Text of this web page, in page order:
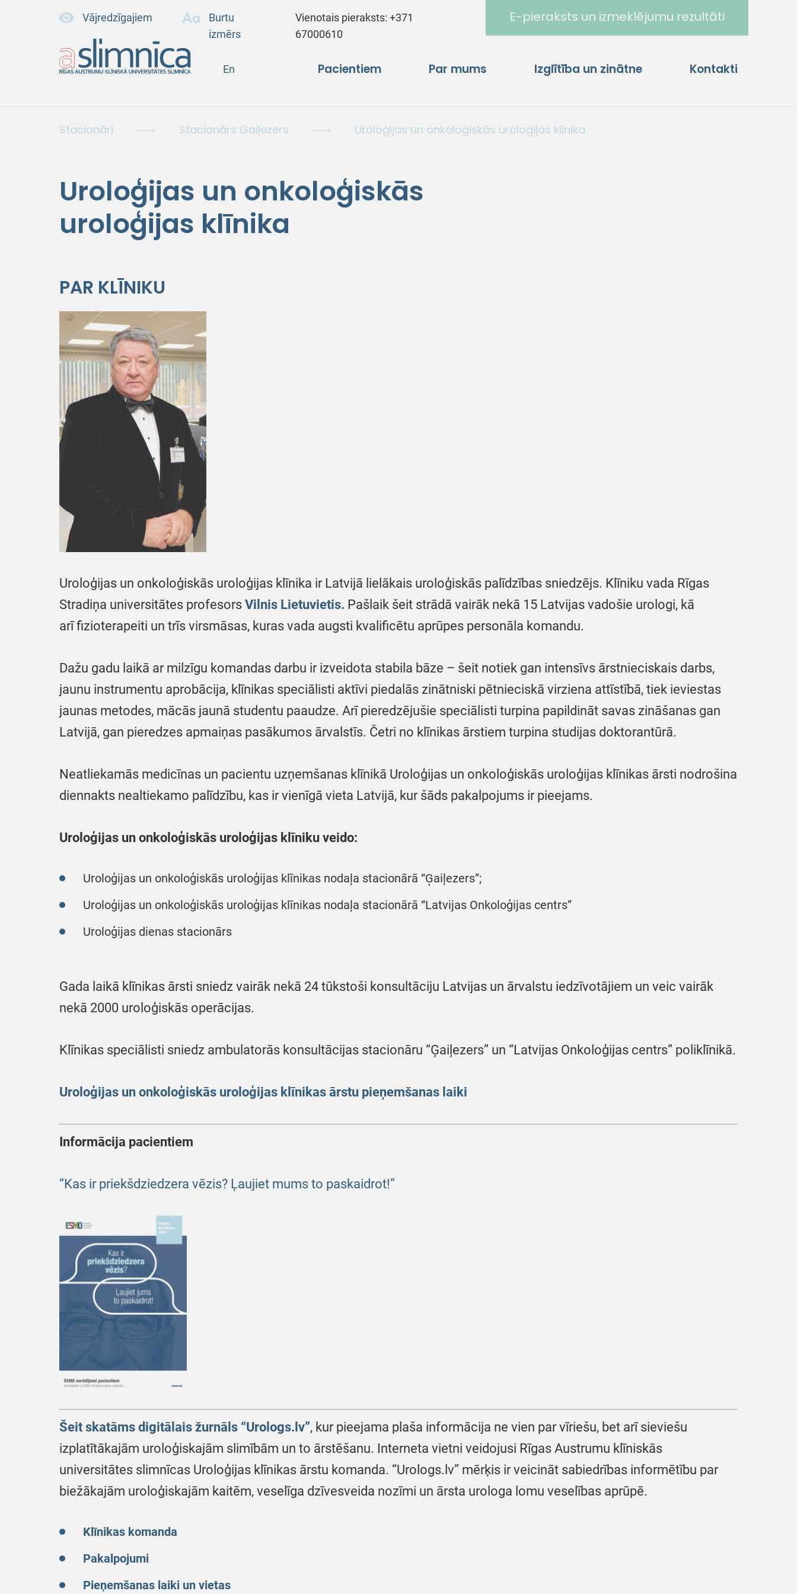
Vājredzīgajiem
Burtu
izmērs
Vienotais pieraksts:+371
67000610
E-pieraksts un izmeklējumu rezultāti
En Pacientiem Par mums Izglītība un zinātne Kontakti
Stacionāri Stacionārs Gaiļezers Uroloģijas un onkoloģiskās uroloģijas klīnika
Uroloģijas un onkoloģiskās
uroloģijas klīnika
PAR KLĪNIKU
Uroloģijas un onkoloģiskās uroloģijas klīnika ir Latvijā lielākais uroloģiskās palīdzības sniedzējs. Klīniku vada Rīgas
Stradiņa universitātes profesors Vilnis Lietuvietis. Pašlaik šeit strādā vairāk nekā 15 Latvijas vadošie urologi, kā
arī fizioterapeiti un trīs virsmāsas, kuras vada augsti kvalificētu aprūpes personāla komandu.
Dažu gadu laikā ar milzīgu komandas darbu ir izveidota stabila bāze – šeit notiek gan intensīvs ārstnieciskais darbs,
jaunu instrumentu aprobācija, klīnikas speciālisti aktīvi piedalās zinātniski pētnieciskā virziena attīstībā, tiek ieviestas
jaunas metodes, mācās jaunā studentu paaudze. Arī pieredzējušie speciālisti turpina papildināt savas zināšanas gan
Latvijā, gan pieredzes apmaiņas pasākumos ārvalstīs. Četri no klīnikas ārstiem turpina studijas doktorantūrā.
Neatliekamās medicīnas un pacientu uzņemšanas klīnikā Uroloģijas un onkoloģiskās uroloģijas klīnikas ārsti nodrošina
diennakts nealtiekamo palīdzību, kas ir vienīgā vieta Latvijā, kur šāds pakalpojums ir pieejams.
Uroloģijas un onkoloģiskās uroloģijas klīniku veido:
Uroloģijas un onkoloģiskās uroloģijas klīnikas nodaļa stacionārā “Ģaiļezers”;
Uroloģijas un onkoloģiskās uroloģijas klīnikas nodaļa stacionārā “Latvijas Onkoloģijas centrs”
Uroloģijas dienas stacionārs
Gada laikā klīnikas ārsti sniedz vairāk nekā 24 tūkstoši konsultāciju Latvijas un ārvalstu iedzīvotājiem un veic vairāk
nekā 2000 uroloģiskās operācijas.
Klīnikas speciālisti sniedz ambulatorās konsultācijas stacionāru “Ģaiļezers” un “Latvijas Onkoloģijas centrs” poliklīnikā.
Uroloģijas un onkoloģiskās uroloģijas klīnikas ārstu pieņemšanas laiki
Informācija pacientiem
“Kas ir priekšdziedzera vēzis? Ļaujiet mums to paskaidrot!”
Šeit skatāms digitālais žurnāls “Urologs.lv”, kur pieejama plaša informācija ne vien par vīriešu, bet arī sieviešu
izplatītākajām uroloģiskajām slimībām un to ārstēšanu. Interneta vietni veidojusi Rīgas Austrumu klīniskās
universitātes slimnīcas Uroloģijas klīnikas ārstu komanda. “Urologs.lv” mērķis ir veicināt sabiedrības informētību par
biežākajām uroloģiskajām kaitēm, veselīga dzīvesveida nozīmi un ārsta urologa lomu veselības aprūpē.
Klīnikas komanda
Pakalpojumi
Pieņemšanas laiki un vietas